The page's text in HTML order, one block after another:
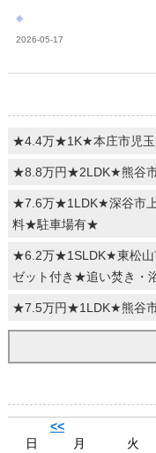
2026-05-17
★4.4万★1K★本庄市児
★8.8万円★2LDK★熊谷
★7.6万★1LDK★深谷市
料★駐車場有★
★6.2万★1SLDK★東松山
ゼット付き★追い焚き・
★7.5万円★1LDK★熊谷
<<
日
月 火